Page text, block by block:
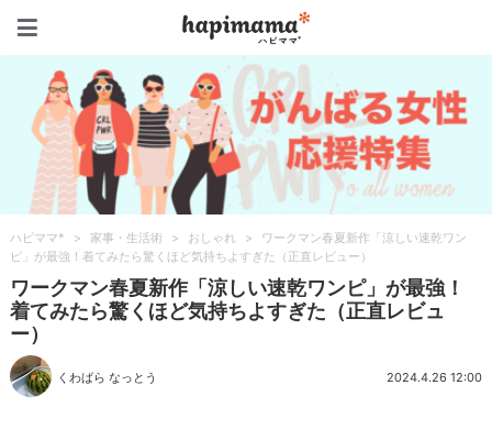
ハピママ* > 家事・生活術 > おしゃれ >
ワークマン春夏新作「涼しい速乾ワン
ピ」が最強！着てみたら驚くほど気持ちよすぎた（正直レビュー）
ワークマン春夏新作「涼しい速乾ワンピ」が最強！
着てみたら驚くほど気持ちよすぎた（正直レビュ
ー）
くわばら なっとう 2024.4.26 12:00